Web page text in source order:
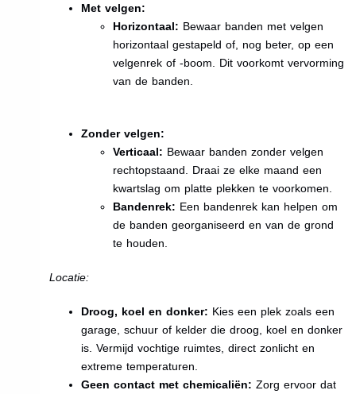
Met velgen:
Horizontaal: Bewaar banden met velgen
horizontaal gestapeld of, nog beter, op een
velgenrek of -boom. Dit voorkomt vervorming
van de banden.
Zonder velgen:
Verticaal: Bewaar banden zonder velgen
rechtopstaand. Draai ze elke maand een
kwartslag om platte plekken te voorkomen.
Bandenrek: Een bandenrek kan helpen om
de banden georganiseerd en van de grond
te houden.
Locatie:
Droog, koel en donker: Kies een plek zoals een
garage, schuur of kelder die droog, koel en donker
is. Vermijd vochtige ruimtes, direct zonlicht en
extreme temperaturen.
Geen contact met chemicaliën: Zorg ervoor dat